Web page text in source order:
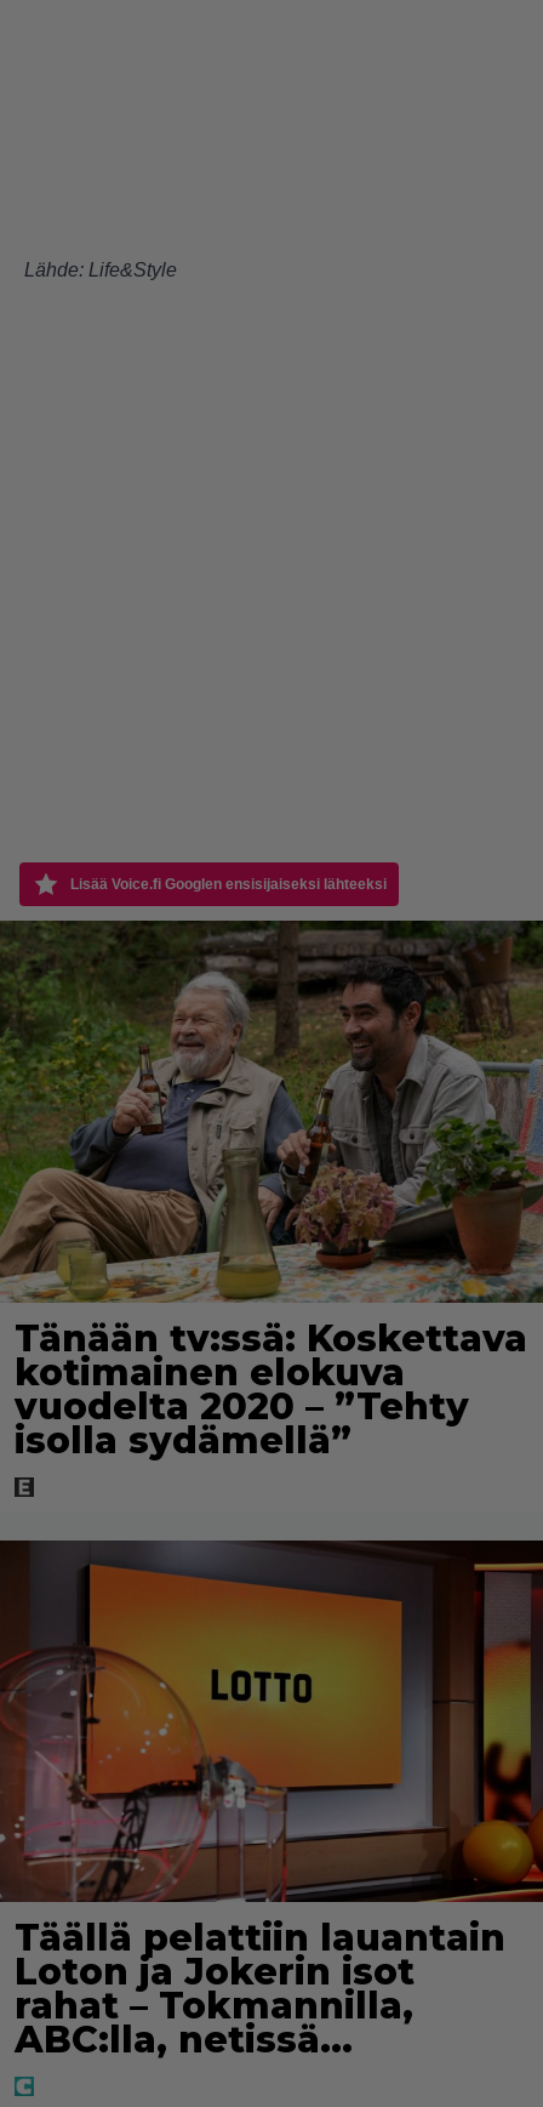
Lähde: Life&Style
Lisää Voice.fi Googlen ensisijaiseksi lähteeksi
Tänään tv:ssä: Koskettava
kotimainen elokuva
vuodelta 2020 – ”Tehty
isolla sydämellä”
Täällä pelattiin lauantain
Loton ja Jokerin isot
rahat – Tokmannilla,
ABC:lla, netissä…